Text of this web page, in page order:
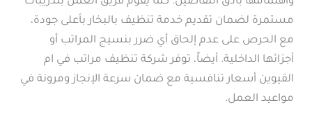
مستمرة لضمان تقديم خدمة تنظيف بالبخار بأعلى جودة،
مع الحرص على عدم إلحاق أي ضرر بنسيج المراتب أو
أجزائها الداخلية. أيضاً، توفر شركة تنظيف مراتب في ام
القيوين أسعار تنافسية مع ضمان سرعة الإنجاز ومرونة في
مواعيد العمل.